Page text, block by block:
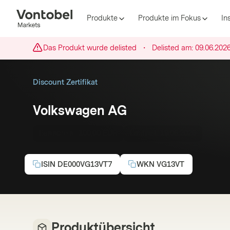
Produkte Produkte im Fokus
Das Produkt wurde delisted ・ Delisted am:
Discount Zertifikat
Volkswagen AG
ISIN DE000VG13VT7 WKN VG13VT